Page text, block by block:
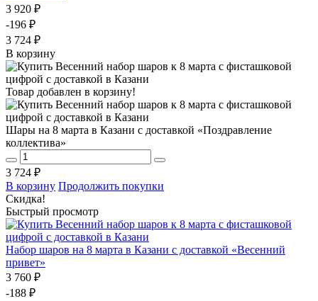
3 920 ₽
-196 ₽
3 724 ₽
В корзину
Товар добавлен в корзину!
Шары на 8 марта в Казани с доставкой «Поздравление
коллектива»
3 724 ₽
В корзину Продолжить покупки
Скидка!
Быстрый просмотр
Набор шаров на 8 марта в Казани с доставкой «Весенний
привет»
3 760 ₽
-188 ₽